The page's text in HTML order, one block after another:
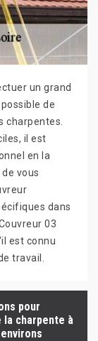
un grand
de
charpentes.
il est
en la
vous
dans
03
est connu
travail.
pour
la charpente à